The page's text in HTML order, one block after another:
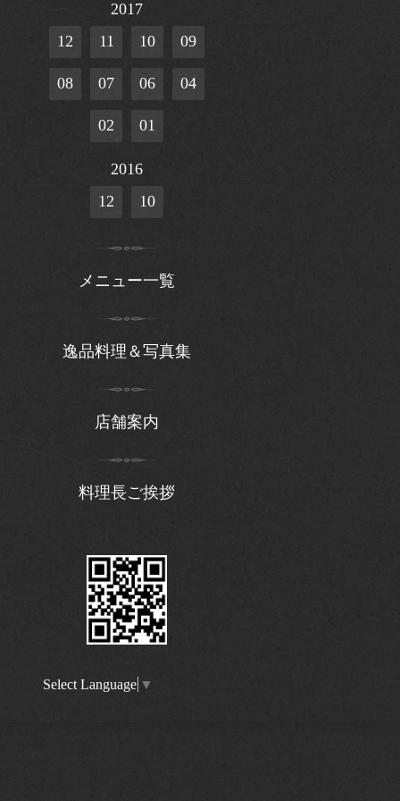
2017
12
11 10 09
08 07 06 04
02 01
2016
12
10
メニュー一覧
逸品料理＆写真集
店舗案内
料理長ご挨拶
Select Language ▼